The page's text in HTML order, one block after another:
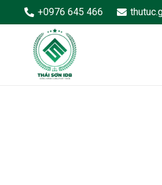
+0976 645 466